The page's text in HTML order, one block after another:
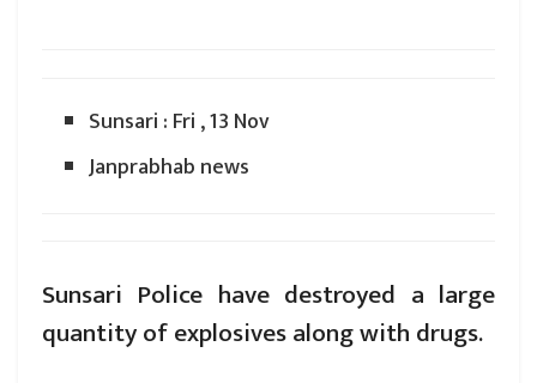
Sunsari : Fri , 13 Nov
Janprabhab news
Sunsari Police have destroyed a large
quantity of explosives along with drugs.